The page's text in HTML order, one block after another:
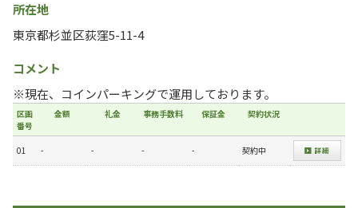
所在地
東京都杉並区荻窪5-11-4
コメント
※現在、コインパーキングで運用しております。
区画
番号
金額 礼金 事務手数料 保証金 契約状況
01 - - - - 契約中